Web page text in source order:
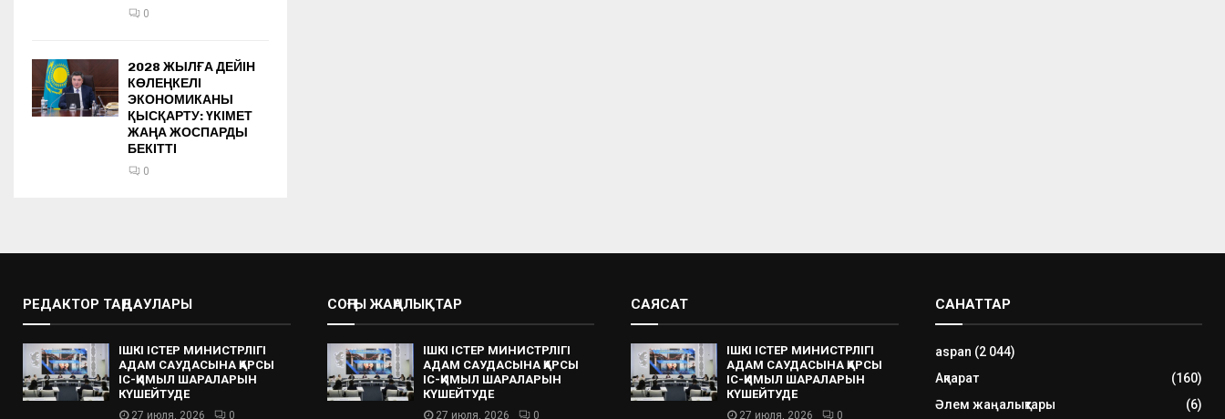
0
2028 ЖЫЛҒА ДЕЙІН
КӨЛЕҢКЕЛІ
ЭКОНОМИКАНЫ
ҚЫСҚАРТУ: ҮКІМЕТ
ЖАҢА ЖОСПАРДЫ
БЕКІТТІ
0
РЕДАКТОР ТАҢДАУЛАРЫ
ІШКІ ІСТЕР МИНИСТРЛІГІ
АДАМ САУДАСЫНА ҚАРСЫ
ІС-ҚИМЫЛ ШАРАЛАРЫН
КҮШЕЙТУДЕ
27 июля, 2026 0
СОҢҒЫ ЖАҢАЛЫҚТАР
ІШКІ ІСТЕР МИНИСТРЛІГІ
АДАМ САУДАСЫНА ҚАРСЫ
ІС-ҚИМЫЛ ШАРАЛАРЫН
КҮШЕЙТУДЕ
27 июля, 2026 0
САЯСАТ
ІШКІ ІСТЕР МИНИСТРЛІГІ
АДАМ САУДАСЫНА ҚАРСЫ
ІС-ҚИМЫЛ ШАРАЛАРЫН
КҮШЕЙТУДЕ
27 июля, 2026 0
САНАТТАР
aspan (2 044)
Ақпарат
(160)
Әлем жаңалықтары
(6)